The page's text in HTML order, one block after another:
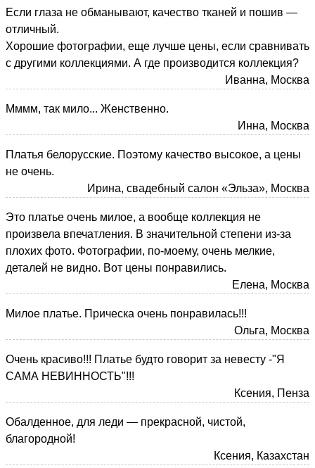
Если глаза не обманывают, качество тканей и пошив —
отличный.
Хорошие фотографии, еще лучше цены, если сравнивать
с другими коллекциями. А где производится коллекция?
Иванна, Москва
Мммм, так мило... Женственно.
Инна, Москва
Платья белорусские. Поэтому качество высокое, а цены
не очень.
Ирина, свадебный салон «Эльза», Москва
Это платье очень милое, а вообще коллекция не
произвела впечатления. В значительной степени из-за
плохих фото. Фотографии, по-моему, очень мелкие,
деталей не видно. Вот цены понравились.
Елена, Москва
Милое платье. Прическа очень понравилась!!!
Ольга, Москва
Очень красиво!!! Платье будто говорит за невесту -"Я
САМА НЕВИННОСТЬ"!!!
Ксения, Пенза
Обалденное, для леди — прекрасной, чистой,
благородной!
Ксения, Казахстан